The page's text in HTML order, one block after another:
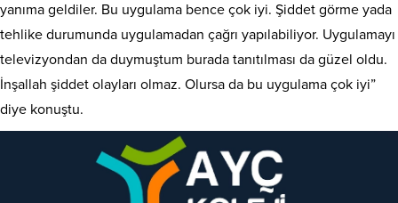
yanıma geldiler. Bu uygulama bence çok iyi. Şiddet görme yada
tehlike durumunda uygulamadan çağrı yapılabiliyor. Uygulamayı
televizyondan da duymuştum burada tanıtılması da güzel oldu.
İnşallah şiddet olayları olmaz. Olursa da bu uygulama çok iyi”
diye konuştu.